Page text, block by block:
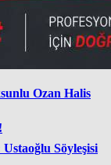
Ozan Halis
Söyleşisi